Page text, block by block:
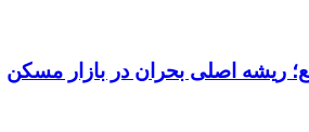
ریشه اصلی بحران در بازار مسکن